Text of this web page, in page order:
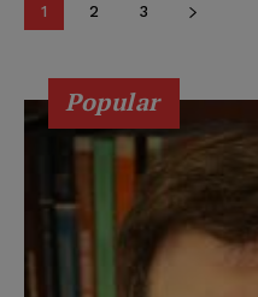
1 2 3
Popular